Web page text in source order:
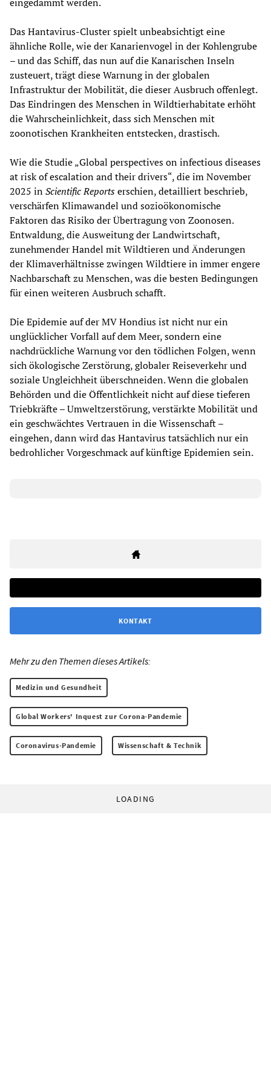
Das Hantavirus-Cluster spielt unbeabsichtigt eine
ähnliche Rolle, wie der Kanarienvogel in der Kohlengrube
– und das Schiff, das nun auf die Kanarischen Inseln
zusteuert, trägt diese Warnung in der globalen
Infrastruktur der Mobilität, die dieser Ausbruch offenlegt.
Das Eindringen des Menschen in Wildtierhabitate erhöht
die Wahrscheinlichkeit, dass sich Menschen mit
zoonotischen Krankheiten entstecken, drastisch.
Wie die Studie „Global perspectives on infectious diseases
at risk of escalation and their drivers“, die im November
2025 inScientific Reportserschien, detailliert beschrieb,
verschärfen Klimawandel und sozioökonomische
Faktoren das Risiko der Übertragung von Zoonosen.
Entwaldung, die Ausweitung der Landwirtschaft,
zunehmender Handel mit Wildtieren und Änderungen
der Klimaverhältnisse zwingen Wildtiere in immer engere
Nachbarschaft zu Menschen, was die besten Bedingungen
für einen weiteren Ausbruch schafft.
Die Epidemie auf der MV Hondius ist nicht nur ein
unglücklicher Vorfall auf dem Meer, sondern eine
nachdrückliche Warnung vor den tödlichen Folgen, wenn
sich ökologische Zerstörung, globaler Reiseverkehr und
soziale Ungleichheit überschneiden. Wenn die globalen
Behörden und die Öffentlichkeit nicht auf diese tieferen
Triebkräfte – Umweltzerstörung, verstärkte Mobilität und
ein geschwächtes Vertrauen in die Wissenschaft –
eingehen, dann wird das Hantavirus tatsächlich nur ein
bedrohlicher Vorgeschmack auf künftige Epidemien sein.
KONTAKT
Mehr zu den Themen dieses Artikels:
Medizin und Gesundheit
Global Workers' Inquest zur Corona-Pandemie
Coronavirus-Pandemie Wissenschaft & Technik
LOADING